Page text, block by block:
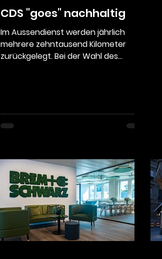
CDS "goes" nachhaltig
Im Aussendienst werden jährlich
mehrere zehntausend Kilometer
zurückgelegt. Bei der Wahl des